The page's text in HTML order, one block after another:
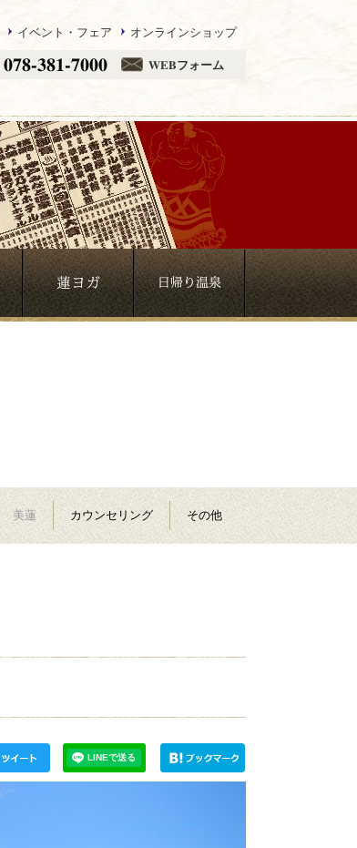
イベント・フェア オンラインショップ
078-381-7000 WEBフォーム
美蓮 カウンセリング その他